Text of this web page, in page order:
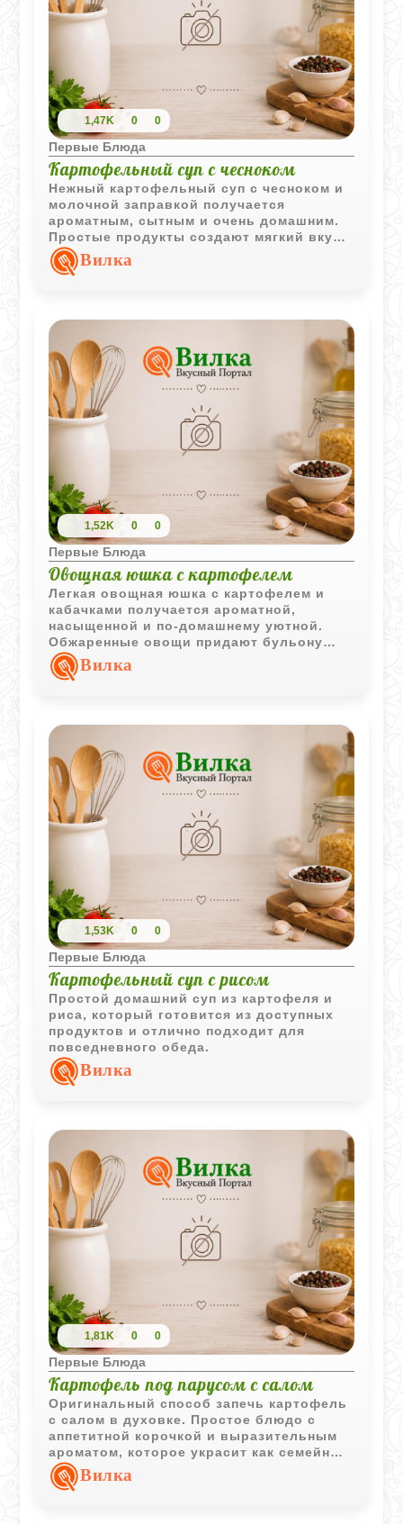
1,47K 0 0
Первые Блюда
Картофельный суп с чесноком
Нежный картофельный суп с чесноком и
молочной заправкой получается
ароматным, сытным и очень домашним.
Простые продукты создают мягкий вкус с
приятной чесночной ноткой и легкой
сливочной текстурой.
Вилка
1,52K 0 0
Первые Блюда
Овощная юшка с картофелем
Легкая овощная юшка с картофелем и
кабачками получается ароматной,
насыщенной и по-домашнему уютной.
Обжаренные овощи придают бульону
более глубокий вкус, а сметана делает
подачу особенно нежной. Такой суп
Вилка
1,53K 0 0
Первые Блюда
Картофельный суп с рисом
Простой домашний суп из картофеля и
риса, который готовится из доступных
продуктов и отлично подходит для
повседневного обеда.
Вилка
1,81K 0 0
Первые Блюда
Картофель под парусом с салом
Оригинальный способ запечь картофель
с салом в духовке. Простое блюдо с
аппетитной корочкой и выразительным
ароматом, которое украсит как семейный
ужин, так и пикник.
Вилка